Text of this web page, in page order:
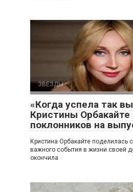
ЗВЕЗДЫ
«Когда успела так
Кристины Орбакайте
поклонников на
Кристина Орбакайте
важного события в жизни своей
окончила